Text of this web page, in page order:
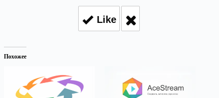
Like
Похожее